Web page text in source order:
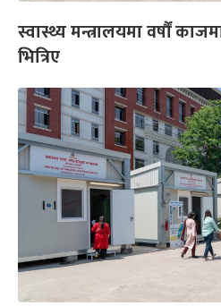
स्वास्थ्य मन्त्रालयमा वर्षौं
भित्रिए